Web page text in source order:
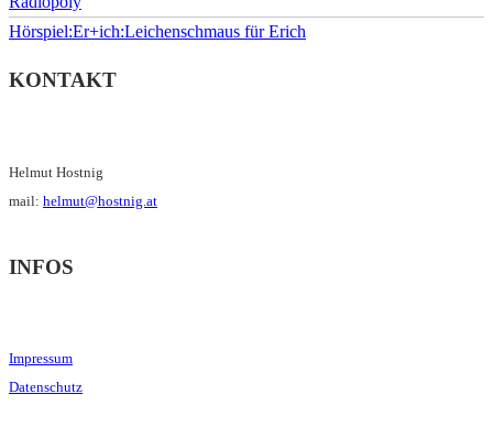
Hörspiel:Er+ich:Leichenschmaus für Erich
KONTAKT
Helmut Hostnig
mail: helmut@hostnig.at
INFOS
Impressum
Datenschutz